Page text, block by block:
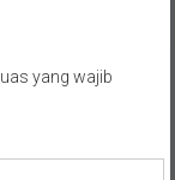
yang wajib